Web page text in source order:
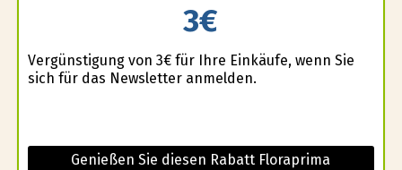
3€
Vergünstigung von 3€ für Ihre Einkäufe, wenn Sie
sich für das Newsletter anmelden.
Genießen Sie diesen Rabatt Floraprima